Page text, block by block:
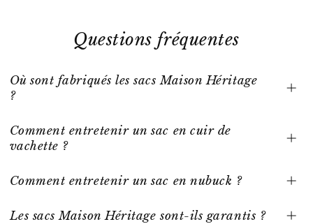
Questions fréquentes
Où sont fabriqués les sacs Maison Héritage
?
Comment entretenir un sac en cuir de
vachette ?
Comment entretenir un sac en nubuck ?
Les sacs Maison Héritage sont-ils garantis ?